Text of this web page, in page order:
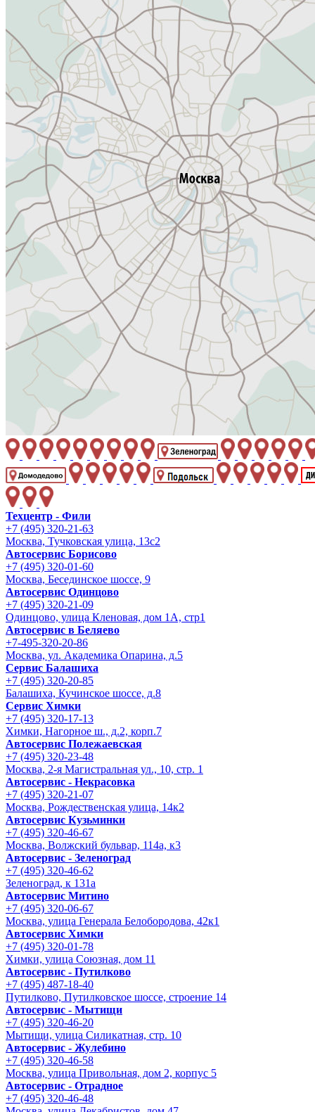
Техцентр - Фили
+7 (495) 320-21-63
Москва, Тучковская улица, 13с2
Автосервис Борисово
+7 (495) 320-01-60
Москва, Бесединское шоссе, 9
Автосервис Одинцово
+7 (495) 320-21-09
Одинцово, улица Кленовая, дом 1А, стр1
Автосервис в Беляево
+7-495-320-20-86
Москва, ул. Академика Опарина, д.5
Сервис Балашиха
+7 (495) 320-20-85
Балашиха, Кучинское шоссе, д.8
Сервис Химки
+7 (495) 320-17-13
Химки, Нагорное ш., д.2, корп.7
Автосервис Полежаевская
+7 (495) 320-23-48
Москва, 2-я Магистральная ул., 10, стр. 1
Автосервис - Некрасовка
+7 (495) 320-21-07
Москва, Рождественская улица, 14к2
Автосервис Кузьминки
+7 (495) 320-46-67
Москва, Волжский бульвар, 114а, к3
Автосервис - Зеленоград
+7 (495) 320-46-62
Зеленоград, к 131а
Автосервис Митино
+7 (495) 320-06-67
Москва, улица Генерала Белобородова, 42к1
Автосервис Химки
+7 (495) 320-01-78
Химки, улица Союзная, дом 11
Автосервис - Путилково
+7 (495) 487-18-40
Путилково, Путилковское шоссе, строение 14
Автосервис - Мытищи
+7 (495) 320-46-20
Мытищи, улица Силикатная, стр. 10
Автосервис - Жулебино
+7 (495) 320-46-58
Москва, улица Привольная, дом 2, корпус 5
Автосервис - Отрадное
+7 (495) 320-46-48